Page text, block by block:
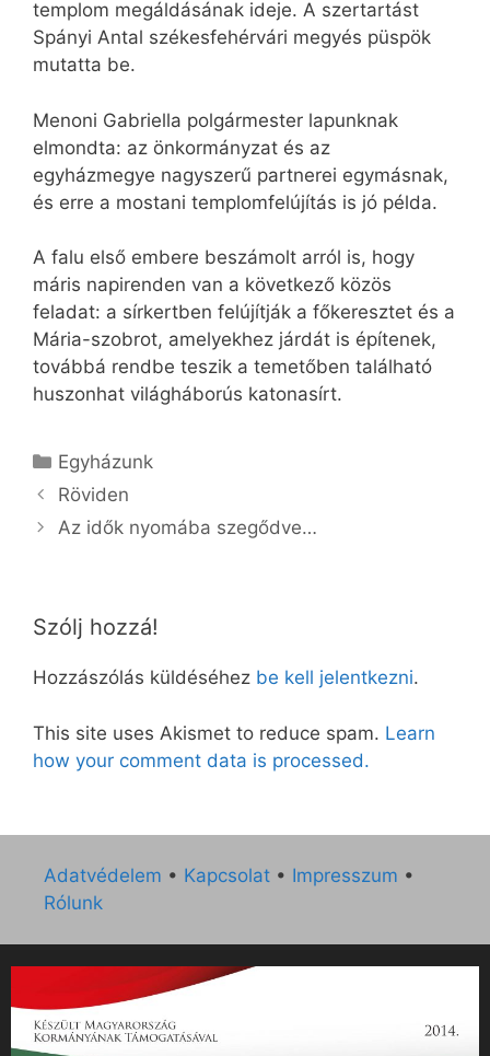
templom megáldásának ideje. A szertartást
Spányi Antal székesfehérvári megyés püspök
mutatta be.
Menoni Gabriella polgármester lapunknak
elmondta: az önkormányzat és az
egyházmegye nagyszerű partnerei egymásnak,
és erre a mostani templomfelújítás is jó példa.
A falu első embere beszámolt arról is, hogy
máris napirenden van a következő közös
feladat: a sírkertben felújítják a főkeresztet és a
Mária-szobrot, amelyekhez járdát is építenek,
továbbá rendbe teszik a temetőben található
huszonhat világháborús katonasírt.
Kategória
Egyházunk
Röviden
Az idők nyomába szegődve…
Szólj hozzá!
Hozzászólás küldéséhez be kell jelentkezni.
This site uses Akismet to reduce spam. Learn
how your comment data is processed.
Adatvédelem • Kapcsolat • Impresszum •
Rólunk